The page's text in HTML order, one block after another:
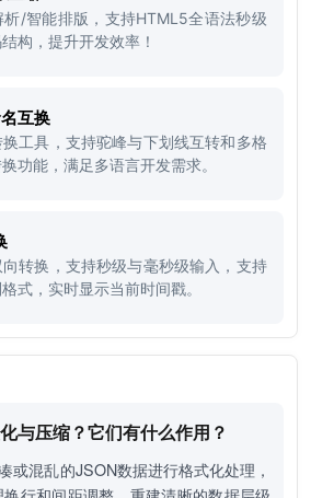
/智能排版，支持HTML5全语法秒级
构，提升开发效率！
互换
工具，支持驼峰与下划线互转和多格
功能，满足多语言开发需求。
转换，支持秒级与毫秒级输入，支持
式，实时显示当前时间戳。
与压缩？它们有什么作用？
或混乱的JSON数据进行格式化处理，